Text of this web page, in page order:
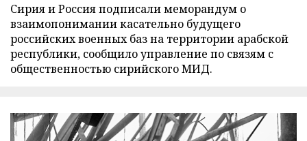
Сирия и Россия подписали меморандум о
взаимопонимании касательно будущего
российских военных баз на территории арабской
республики, сообщило управление по связям с
общественностью сирийского МИД.